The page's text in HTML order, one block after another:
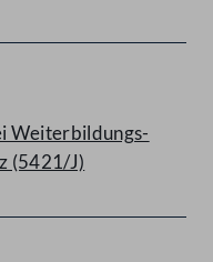
Weiterbildungs-
(5421/J)